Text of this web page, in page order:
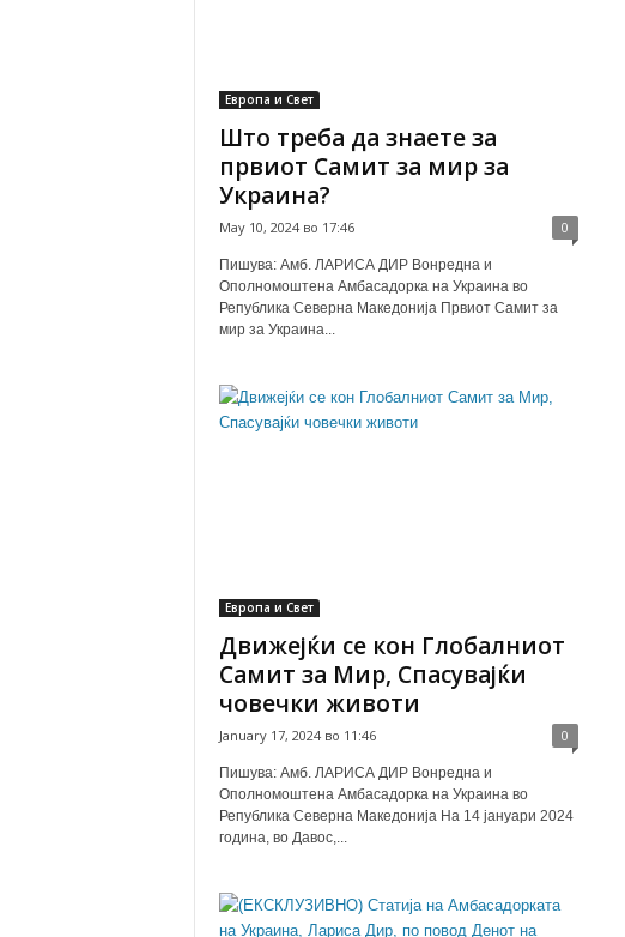
Европа и Свет
Што треба да знаете за
првиот Самит за мир за
Украина?
May 10, 2024 во 17:46 0
Пишува: Амб. ЛАРИСА ДИР Вонредна и
Ополномоштена Амбасадорка на Украина во
Република Северна Македонија Првиот Самит за
мир за Украина...
Европа и Свет
Движејќи се кон Глобалниот
Самит за Мир, Спасувајќи
човечки животи
January 17, 2024 во 11:46 0
Пишува: Амб. ЛАРИСА ДИР Вонредна и
Ополномоштена Амбасадорка на Украина во
Република Северна Македонија На 14 јануари 2024
година, во Давос,...